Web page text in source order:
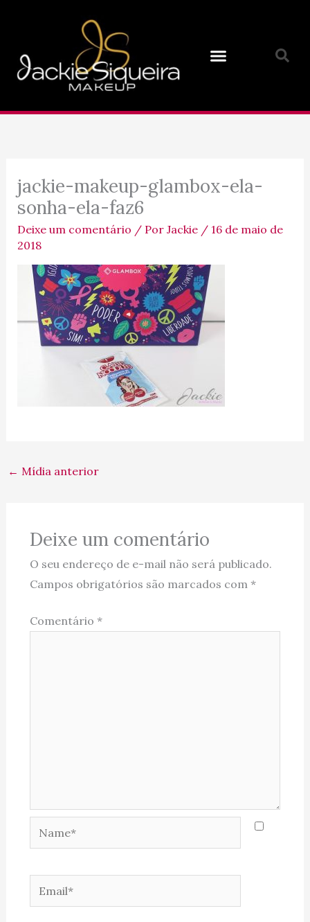
conteúdo
jackie-makeup-glambox-ela-
sonha-ela-faz6
Deixe um comentário / Por Jackie / 16 de maio de
2018
← Mídia anterior
Deixe um comentário
O seu endereço de e-mail não será publicado.
Campos obrigatórios são marcados com *
Comentário *
Name*
Email*